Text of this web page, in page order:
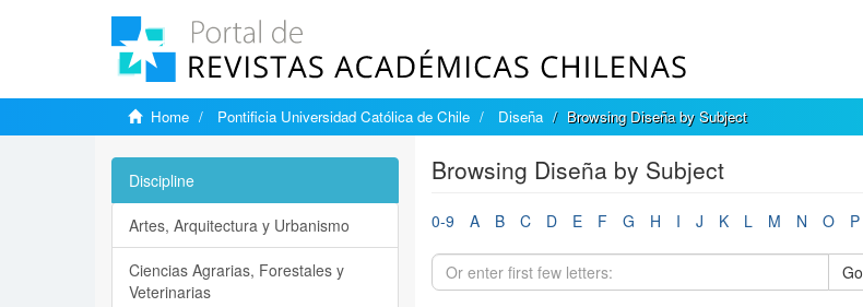
Home Pontificia Universidad Católica de Chile Diseña Browsing Diseña by Subject
Browsing Diseña by Subject
0-9 A B C D E F G H I J K L M N O P
Go
Discipline
Artes, Arquitectura y Urbanismo
Ciencias Agrarias, Forestales y
Veterinarias